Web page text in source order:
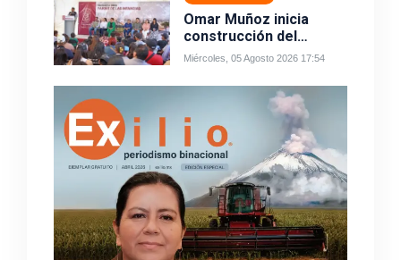
Omar Muñoz inicia
construcción del
Parque de las Infancias
Miércoles, 05 Agosto 2026 17:54